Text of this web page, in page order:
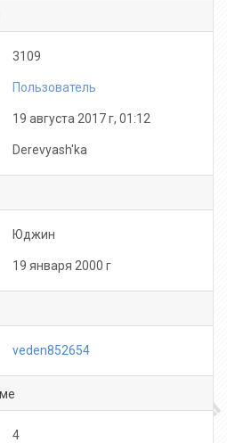
3109
Пользователь
19 августа 2017 г, 01:12
Derevyash'ka
Юджин
19 января 2000 г
veden852654
4